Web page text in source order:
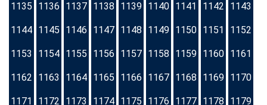
1135 1136 1137 1138 1139 1140 1141 1142 1143
1144 1145 1146 1147 1148 1149 1150 1151 1152
1153 1154 1155 1156 1157 1158 1159 1160 1161
1162 1163 1164 1165 1166 1167 1168 1169 1170
1171 1172 1173 1174 1175 1176 1177 1178 1179